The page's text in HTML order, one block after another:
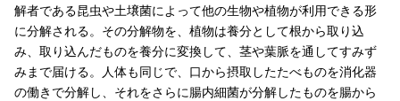
解者である昆虫や土壌菌によって他の生物や植物が利用できる形
に分解される。その分解物を、植物は養分として根から取り込
み、取り込んだものを養分に変換して、茎や葉脈を通してすみず
みまで届ける。人体も同じで、口から摂取したたべものを消化器
の働きで分解し、それをさらに腸内細菌が分解したものを腸から